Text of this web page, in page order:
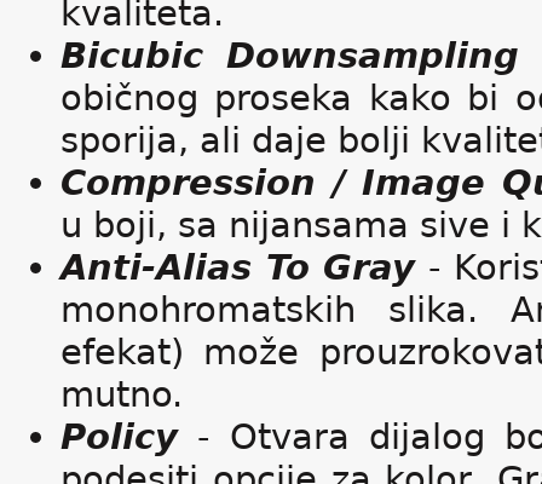
kvaliteta.
Bicubic Downsampling
običnog proseka kako bi
sporija, ali daje bolji
Compression / Image
u boji, sa nijansama sive i
Anti-Alias To Gray-
monohromatskih slika.
efekat) može
mutno.
Policy- Otvara dijalog